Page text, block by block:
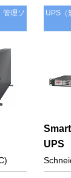
管理ソ
UPS（
UPS